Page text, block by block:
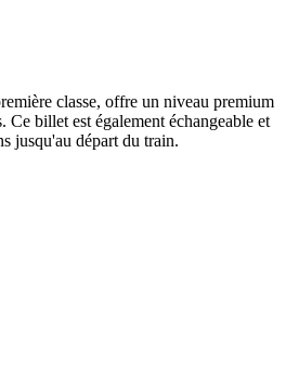
classe, offre un niveau premium
Ce billet est également échangeable et
jusqu'au départ du train.